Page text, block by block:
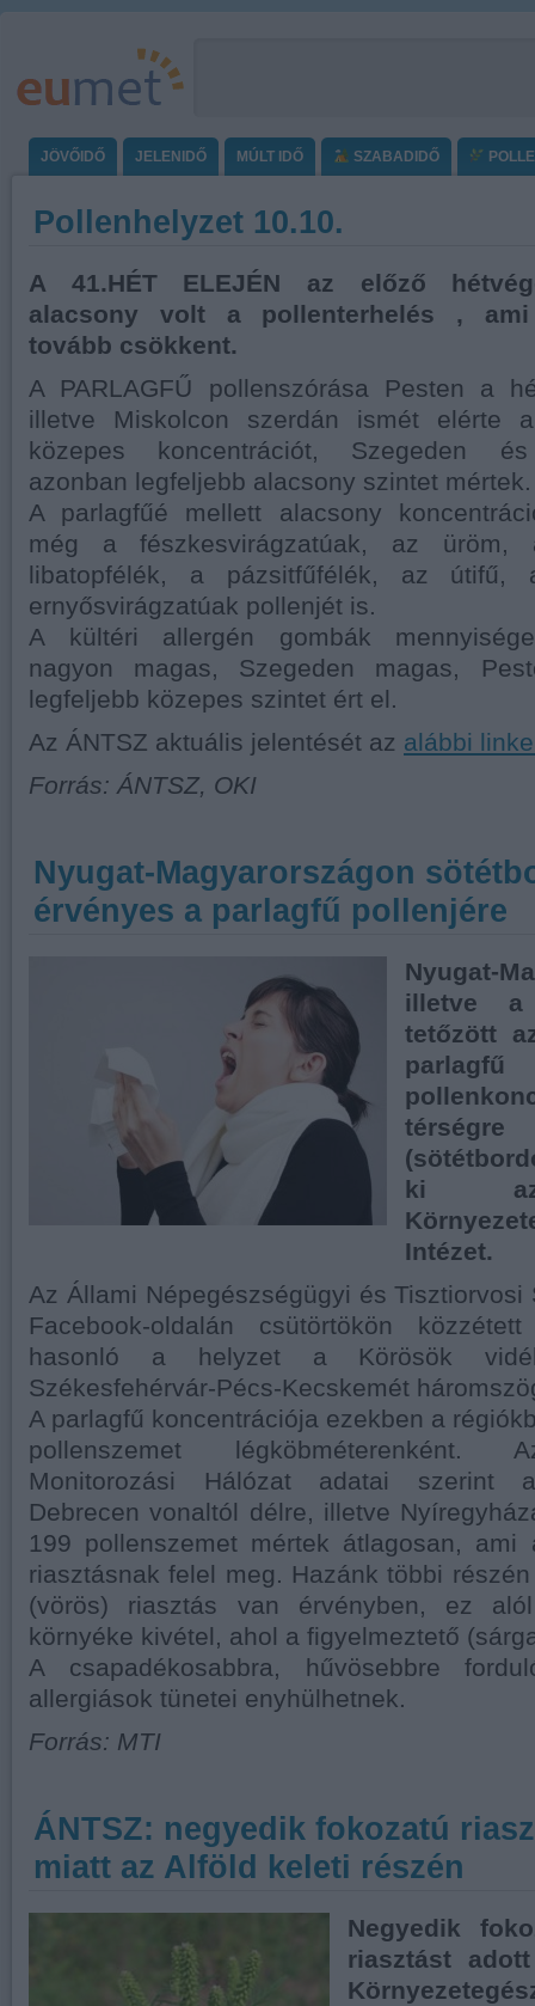
JÖVŐIDŐ JELENIDŐ MÚLT IDŐ SZABADIDŐ
Pollenhelyzet 10.10.
A 41.HÉT ELEJÉN az előző
alacsony volt a pollenterhelés , ami
tovább csökkent.
A PARLAGFŰ pollenszórása Pesten a
illetve Miskolcon szerdán ismét elérte
közepes koncentrációt, Szegeden és
azonban legfeljebb alacsony szintet mértek.
A parlagfűé mellett alacsony
még a fészkesvirágzatúak, az üröm,
libatopfélék, a pázsitfűfélék, az
ernyősvirágzatúak pollenjét is.
A kültéri allergén gombák
nagyon magas, Szegeden magas,
legfeljebb közepes szintet ért el.
Az ÁNTSZ aktuális jelentését az alábbi
Forrás: ÁNTSZ, OKI
Nyugat-Magyarországon
érvényes a parlagfű pollenjére
Nyugat-
illetve a
tetőzött
parlagfű
ki az
Intézet.
Az Állami Népegészségügyi és Tisztiorvosi
Facebook-oldalán csütörtökön
hasonló a helyzet a Körösök
Székesfehérvár-Pécs-Kecskemét
A parlagfű koncentrációja ezekben a
pollenszemet légköbméterenként.
Monitorozási Hálózat adatai szerint a
Debrecen vonaltól délre, illetve
199 pollenszemet mértek átlagosan,
riasztásnak felel meg. Hazánk többi
(vörös) riasztás van érvényben, ez
környéke kivétel, ahol a figyelmeztető
A csapadékosabbra, hűvösebbre
allergiások tünetei enyhülhetnek.
Forrás: MTI
ÁNTSZ: negyedik fokozatú
miatt az Alföld keleti részén
Negyedik
riasztást